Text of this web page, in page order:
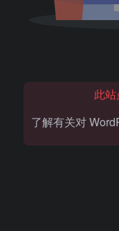
此站
了解有关对